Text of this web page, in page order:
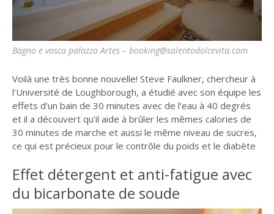
Bagno e vasca palazzo Artes – booking@salentodolcevita.com
Voilà une très bonne nouvelle! Steve Faulkner, chercheur à
l’Université de Loughborough, a étudié avec son équipe les
effets d’un bain de 30 minutes avec de l’eau à 40 degrés
et il a découvert qu’il aide à brûler les mêmes calories de
30 minutes de marche et aussi le même niveau de sucres,
ce qui est précieux pour le contrôle du poids et le diabète
Effet détergent et anti-fatigue avec
du bicarbonate de soude